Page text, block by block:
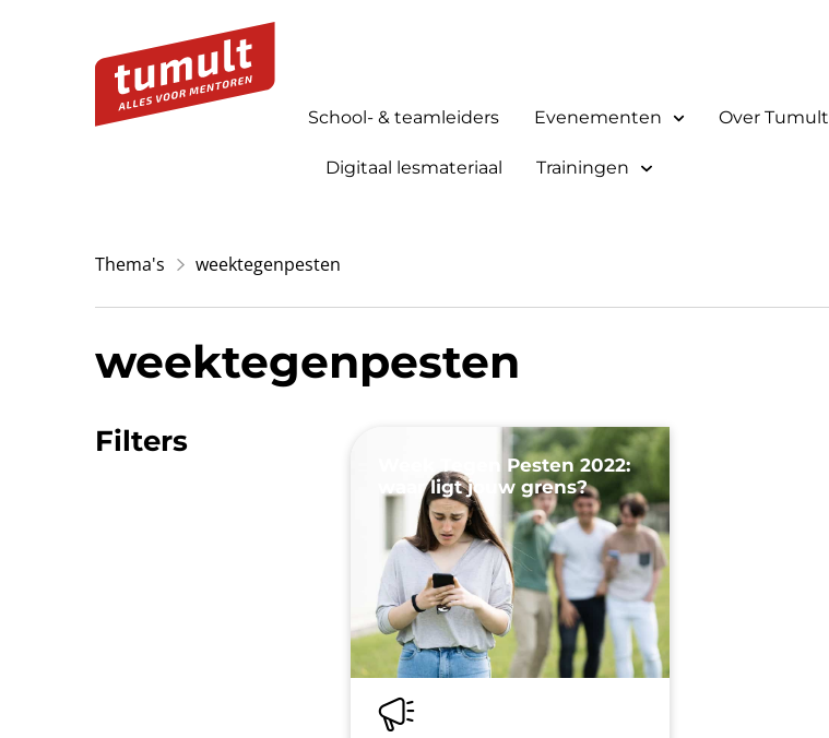
School- & teamleiders Evenementen Over Tumult
Digitaal lesmateriaal Trainingen
Thema's weektegenpesten
weektegenpesten
Filters
Week Tegen Pesten 2022:
waar ligt jouw grens?